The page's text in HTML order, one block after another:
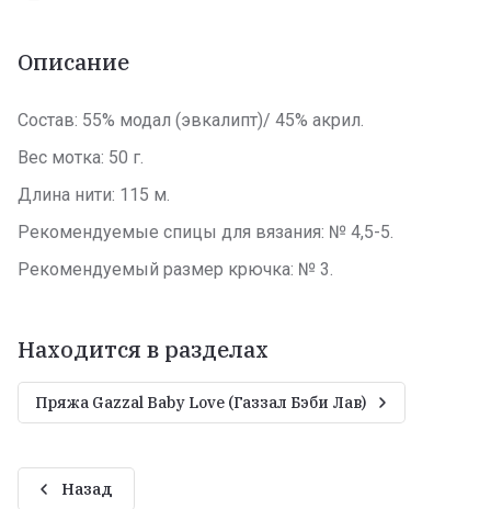
Описание
Состав: 55% модал (эвкалипт)/ 45% акрил.
Вес мотка: 50 г.
Длина нити: 115 м.
Рекомендуемые спицы для вязания: № 4,5-5.
Рекомендуемый размер крючка: № 3.
Находится в разделах
Пряжа Gazzal Baby Love (Газзал Бэби Лав)
Назад